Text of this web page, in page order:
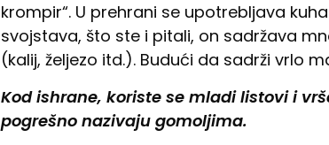
krompir“. U prehrani se upotrebljava
svojstava, što ste i pitali, on sadržava
(kalij, željezo itd.). Budući da sadrži vrlo
Kod ishrane, koriste se mladi listovi i
pogrešno nazivaju gomoljima.